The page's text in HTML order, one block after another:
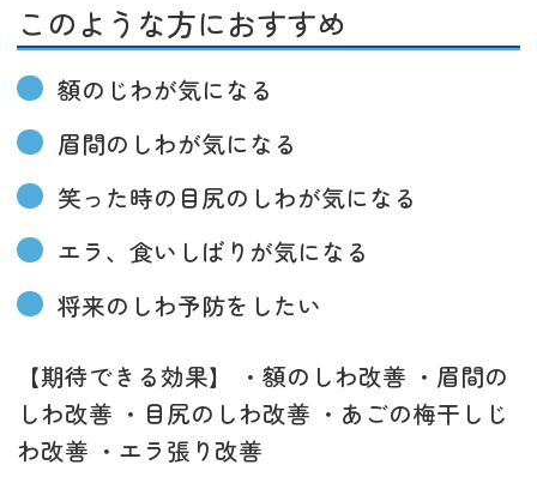
このような方におすすめ
額のじわが気になる
眉間のしわが気になる
笑った時の目尻のしわが気になる
エラ、食いしばりが気になる
将来のしわ予防をしたい
【期待できる効果】 ・額のしわ改善 ・眉間の
しわ改善 ・目尻のしわ改善 ・あごの梅干しじ
わ改善 ・エラ張り改善